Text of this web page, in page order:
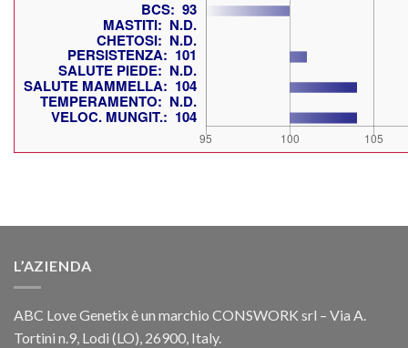
L’AZIENDA
ABC Love Genetix è un marchio CONSWORK srl – Via A.
Tortini n.9, Lodi (LO), 26900, Italy.